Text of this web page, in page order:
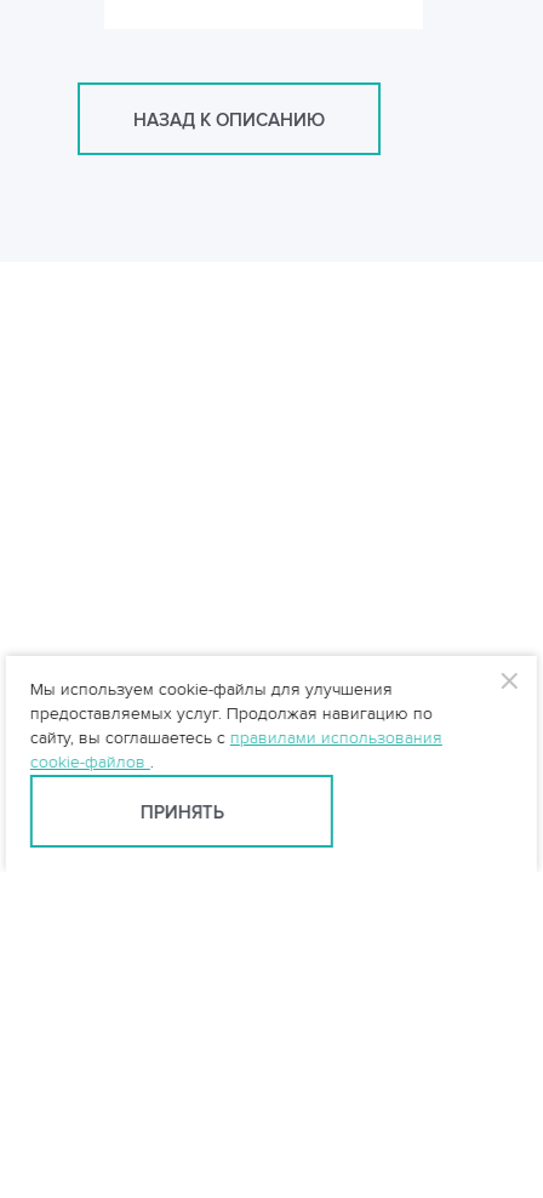
НАЗАД К ОПИСАНИЮ
Мы используем cookie-файлы для улучшения
предоставляемых услуг. Продолжая навигацию по
сайту, вы соглашаетесь с правилами использования
cookie-файлов .
ПРИНЯТЬ